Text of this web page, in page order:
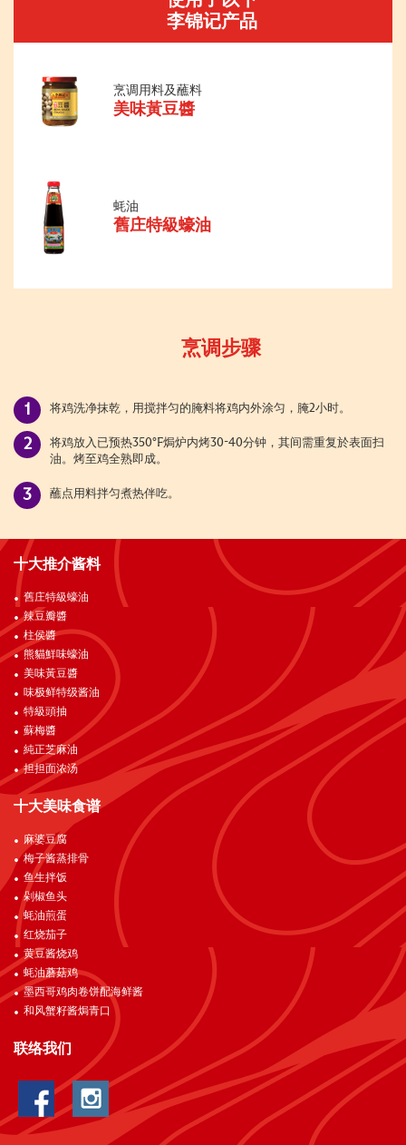
李锦记产品
烹调用料及蘸料
美味黃豆醬
蚝油
舊庄特級蠔油
烹调步骤
将鸡洗净抹乾，用搅拌匀的腌料将鸡内外涂匀，腌2小时。
将鸡放入已预热350°F焗炉内烤30-40分钟，其间需重复於表面扫
油。烤至鸡全熟即成。
蘸点用料拌匀煮热伴吃。
十大推介酱料
舊庄特級蠔油
辣豆瓣醬
柱侯醬
熊貓鮮味蠔油
美味黃豆醬
味极鲜特级酱油
特級頭抽
蘇梅醬
純正芝麻油
担担面浓汤
十大美味食谱
麻婆豆腐
梅子酱蒸排骨
鱼生拌饭
剁椒鱼头
蚝油煎蛋
红烧茄子
黄豆酱烧鸡
蚝油蘑菇鸡
墨西哥鸡肉卷饼配海鲜酱
和风蟹籽酱焗青口
联络我们